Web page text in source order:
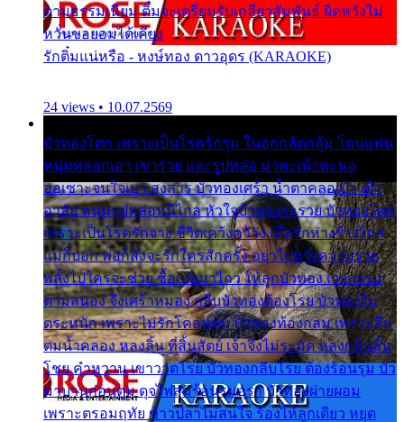
ตามธรรมเนียม ติ๋มจะเตรียมรับเกลียวสัมพันธ์ ผิดหวังไม่
หวั่นขอยอมได้เคียง
รักติ๋มแน่หรือ - หงษ์ทอง ดาวอุดร (KARAOKE)
24 views • 10.07.2569
บัวทองโศก เพราะเป็นโรครักรุม ในอกกลัดกลุ้ม โดนแฟน
หนุ่มหลอกเอา เขารวย และรูปหล่อ มาพะเน้าพะนอ
ออเซาะจนใจเบา สงสาร บัวทองเศร้า น้ำตาคลอเบ้า เฝ้า
อาลัย หนุ่มรูปหล่อหนีไกล หัวใจบัวทองระรวย บัวทองโศก
เพราะเป็นโรครักจาง ชีวิตเคว้งคว้าง เมื่อรักห่างร้างไกล
แม่ก็บอก พ่อก็สั่งจะรักใครสักครั้ง อย่าไปหวังความรวย
พลั้งไปใครจะช่วย ซื้อเปลมาไกว ให้ลูกบัวทอง เวรกรรม
ตามสนอง จึงเศร้าหมอง กลีบบัวทองต้องโรย บัวทองไม่
ตระหนัก เพราะไม่รักโคลนตม บัวทองท้องกลม เพราะลืม
ตมน้ำคลอง หลงลิ้น ที่สิ้นสัตย์ เจ้าจึงไม่ระมัด หลงกลิ่นลิ้น
โชย คำหวาน เขาวาดโรย บัวทองกลีบโรย ต้องร้อนรุม บัว
มาบานก่อนตูม ดุจไฟสุมร้อนรุมอุรา บัวทองผ่ายผอม
เพราะตรอมฤทัย ข้าวปลาไม่สนใจ ร้องไห้ลูกเดียว หยุด